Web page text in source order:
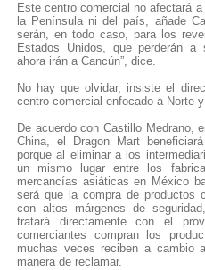
Este centro comercial no afectará
la Península ni del país, añade
serán, en todo caso, para los
Estados Unidos, que perderán a
ahora irán a Cancún”, dice.
No hay que olvidar, insiste el
centro comercial enfocado a Norte
De acuerdo con Castillo Medrano,
China, el Dragon Mart
porque al eliminar a los
un mismo lugar entre los
mercancías asiáticas en México
será que la compra de productos
con altos márgenes de
tratará directamente con el
comerciantes compran los
muchas veces reciben a cambio
manera de reclamar.